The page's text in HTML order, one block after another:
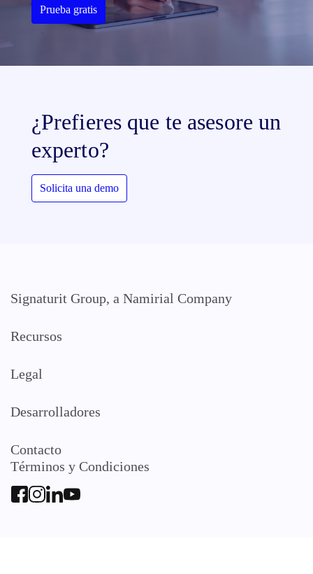
Prueba gratis
¿Prefieres que te asesore un
experto?
Solicita una demo
Signaturit Group, a Namirial Company
Recursos
Legal
Desarrolladores
Contacto
Términos y Condiciones